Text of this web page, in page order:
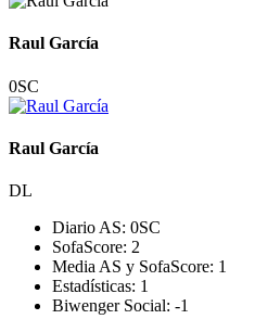
Raul García
0SC
Raul García
DL
Diario AS: 0SC
SofaScore: 2
Media AS y SofaScore: 1
Estadísticas: 1
Biwenger Social: -1